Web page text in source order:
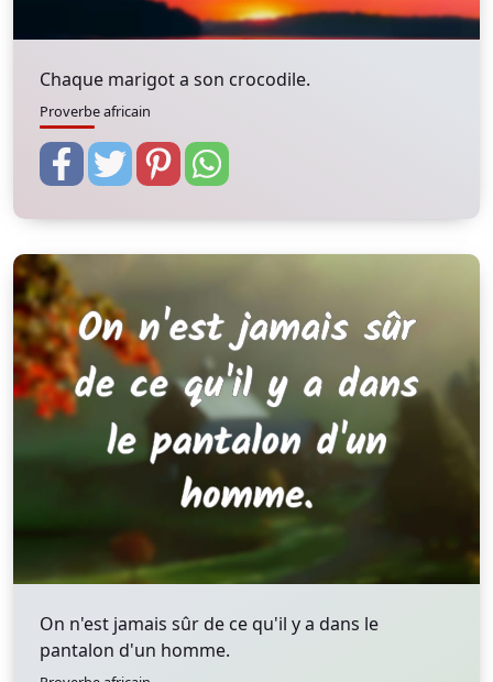
Chaque marigot a son crocodile.
Proverbe africain
On n'est jamais sûr de ce qu'il y a dans le
pantalon d'un homme.